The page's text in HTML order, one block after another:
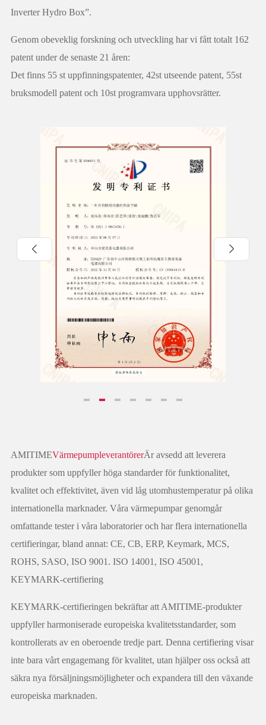
Inverter Hydro Box”.
Genom obeveklig forskning och utveckling har vi fått totalt 162
patent under de senaste 21 åren:
Det finns 55 st uppfinningspatenter, 42st utseende patent, 55st
bruksmodell patent och 10st programvara upphovsrätter.
 
AMITIMEVärmepumpleverantörerÄr avsedd att leverera
produkter som uppfyller höga standarder för funktionalitet,
kvalitet och effektivitet, även vid låg utomhustemperatur på olika
internationella marknader. Våra värmepumpar genomgår
omfattande tester i våra laboratorier och har flera internationella
certifieringar, bland annat: CE, CB, ERP, Keymark, MCS,
ROHS, SASO, ISO 9001. ISO 14001, ISO 45001,
KEYMARK-certifiering
KEYMARK-certifieringen bekräftar att AMITIME-produkter
uppfyller harmoniserade europeiska kvalitetsstandarder, som
kontrollerats av en oberoende tredje part. Denna certifiering visar
inte bara vårt engagemang för kvalitet, utan hjälper oss också att
säkra nya försäljningsmöjligheter och expandera till den växande
europeiska marknaden.